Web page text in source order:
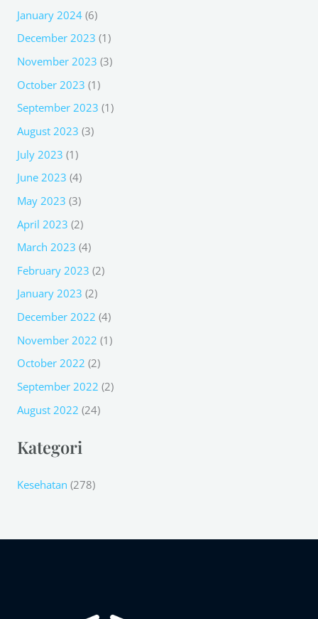
January 2024(6)
December 2023 (1)
November 2023 (3)
October 2023 (1)
September 2023 (1)
August 2023 (3)
July 2023 (1)
June 2023 (4)
May 2023 (3)
April 2023 (2)
March 2023 (4)
February 2023 (2)
January 2023 (2)
December 2022 (4)
November 2022 (1)
October 2022 (2)
September 2022 (2)
August 2022 (24)
Kategori
Kesehatan (278)